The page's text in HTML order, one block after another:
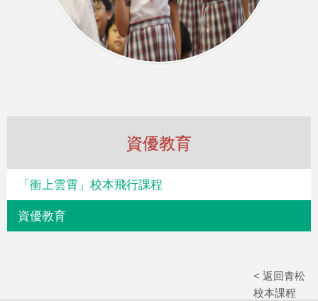
資優教育
「衝上雲霄」校本飛行課程
資優教育
< 返回青松
校本課程